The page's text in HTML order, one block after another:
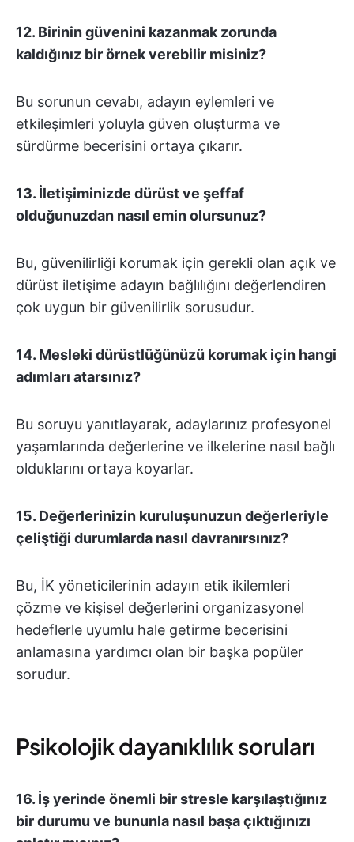
12. Birinin güvenini kazanmak zorunda
kaldığınız bir örnek verebilir misiniz?
Bu sorunun cevabı, adayın eylemleri ve
etkileşimleri yoluyla güven oluşturma ve
sürdürme becerisini ortaya çıkarır.
13. İletişiminizde dürüst ve şeffaf
olduğunuzdan nasıl emin olursunuz?
Bu, güvenilirliği korumak için gerekli olan açık ve
dürüst iletişime adayın bağlılığını değerlendiren
çok uygun bir güvenilirlik sorusudur.
14. Mesleki dürüstlüğünüzü korumak için hangi
adımları atarsınız?
Bu soruyu yanıtlayarak, adaylarınız profesyonel
yaşamlarında değerlerine ve ilkelerine nasıl bağlı
olduklarını ortaya koyarlar.
15. Değerlerinizin kuruluşunuzun değerleriyle
çeliştiği durumlarda nasıl davranırsınız?
Bu, İK yöneticilerinin adayın etik ikilemleri
çözme ve kişisel değerlerini organizasyonel
hedeflerle uyumlu hale getirme becerisini
anlamasına yardımcı olan bir başka popüler
sorudur.
Psikolojik dayanıklılık soruları
16. İş yerinde önemli bir stresle karşılaştığınız
bir durumu ve bununla nasıl başa çıktığınızı